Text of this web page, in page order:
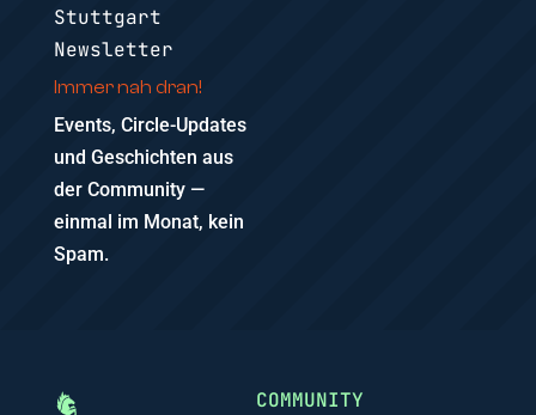
Stuttgart
Newsletter
Immer nah dran!
Events, Circle-Updates
und Geschichten aus
der Community —
einmal im Monat, kein
Spam.
COMMUNITY